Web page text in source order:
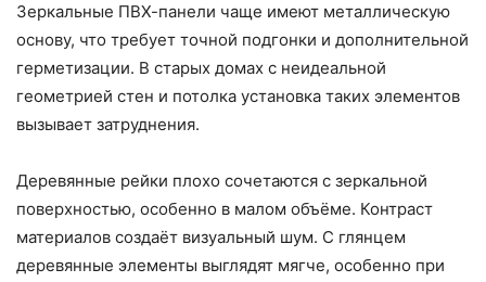
Зеркальные ПВХ-панели чаще имеют металлическую
основу, что требует точной подгонки и дополнительной
герметизации. В старых домах с неидеальной
геометрией стен и потолка установка таких элементов
вызывает затруднения.
Деревянные рейки плохо сочетаются с зеркальной
поверхностью, особенно в малом объёме. Контраст
материалов создаёт визуальный шум. С глянцем
деревянные элементы выглядят мягче, особенно при